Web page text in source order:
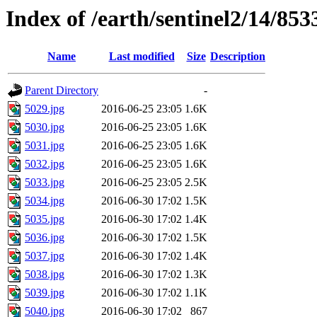
Index of /earth/sentinel2/14/
Name Last modified Size Description
Parent Directory
-
5029.jpg
2016-06-25 23:05 1.6K
5030.jpg
2016-06-25 23:05 1.6K
5031.jpg
2016-06-25 23:05 1.6K
5032.jpg
2016-06-25 23:05 1.6K
5033.jpg
2016-06-25 23:05 2.5K
5034.jpg
2016-06-30 17:02 1.5K
5035.jpg
2016-06-30 17:02 1.4K
5036.jpg
2016-06-30 17:02 1.5K
5037.jpg
2016-06-30 17:02 1.4K
5038.jpg
2016-06-30 17:02 1.3K
5039.jpg
2016-06-30 17:02 1.1K
5040.jpg
2016-06-30 17:02 867